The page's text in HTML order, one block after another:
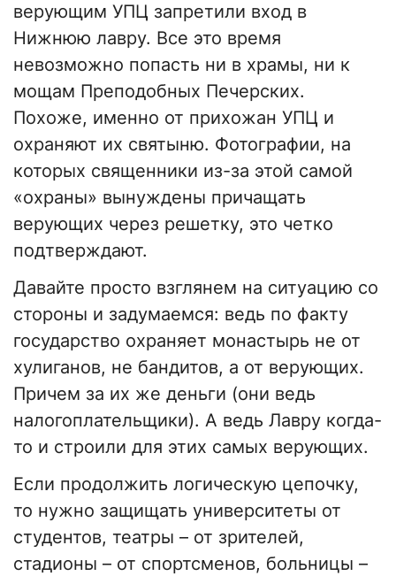
верующим УПЦ запретили вход в
Нижнюю лавру. Все это время
невозможно попасть ни в храмы, ни к
мощам Преподобных Печерских.
Похоже, именно от прихожан УПЦ и
охраняют их святыню. Фотографии, на
которых священники из-за этой самой
«охраны» вынуждены причащать
верующих через решетку, это четко
подтверждают.
Давайте просто взглянем на ситуацию со
стороны и задумаемся: ведь по факту
государство охраняет монастырь не от
хулиганов, не бандитов, а от верующих.
Причем за их же деньги (они ведь
налогоплательщики). А ведь Лавру когда-
то и строили для этих самых верующих.
Если продолжить логическую цепочку,
то нужно защищать университеты от
студентов, театры – от зрителей,
стадионы – от спортсменов, больницы –